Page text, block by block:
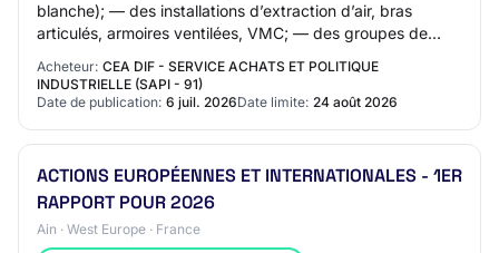
blanche); — des installations d’extraction d’air, bras
articulés, armoires ventilées, VMC; — des groupes de
Acheteur: CEA DIF - SERVICE ACHATS ET POLITIQUE
INDUSTRIELLE (SAPI - 91)
Date de publication: 6 juil. 2026Date limite: 24 août 2026
ACTIONS EUROPÉENNES ET INTERNATIONALES - 1ER
RAPPORT POUR 2026
Ain · West Europe · France